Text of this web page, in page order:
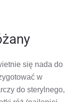
się nada do
w
do sterylnego,